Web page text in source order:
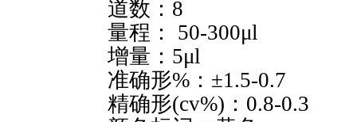
道数：8
量程： 50-300μl
增量：5μl
准确形%：±1.5-0.7
精确形(cv%)：0.8-0.3